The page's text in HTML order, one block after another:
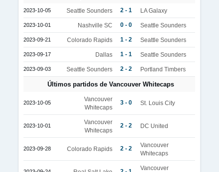
2023-10-05 Seattle Sounders 2 - 1 LA Galaxy
2023-10-01 Nashville SC 0 - 0 Seattle Sounders
2023-09-21 Colorado Rapids 1 - 2 Seattle Sounders
2023-09-17 Dallas 1 - 1 Seattle Sounders
2023-09-03 Seattle Sounders 2 - 2 Portland Timbers
Últimos partidos de Vancouver Whitecaps
2023-10-05
Vancouver
Whitecaps
3 - 0 St. Louis City
2023-10-01
Vancouver
Whitecaps
2 - 2 DC United
2023-09-28 Colorado Rapids 2 - 2
Vancouver
Whitecaps
Vancouver